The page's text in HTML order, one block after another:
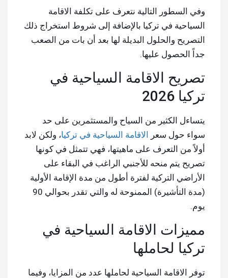
وفي السطور التالية نتعرف على تكلفة الاقامة
السياحية في تركيا بالإضافة إلى شروط استخراج ذلك
التصريح والحلول البديلة لها بعد أن بات من الصعب
جداً الحصول عليها.
تصريح الاقامة السياحية في
تركيا 2026
يتساءل الكثير من السياح والمستثمرين على حد
سواء حول سعر الاقامة السياحية في تركيا، ولكن لابد
أولاً من التعرف على ماهيتها، فهي تتمثل في كونها
تصريح يتم منحه للأجنبي الراغب في البقاء على
الأراضي التركية لفترة أطول من مدة الإقامة الأولية
(مدة التأشيرة) الممنوحة له والتي تقدر بحوالي 90
يوم.
مميزات الاقامة السياحية في
تركيا لحاملها
توفر الاقامة السياحية لحاملها عدد من المزايا، وفيما